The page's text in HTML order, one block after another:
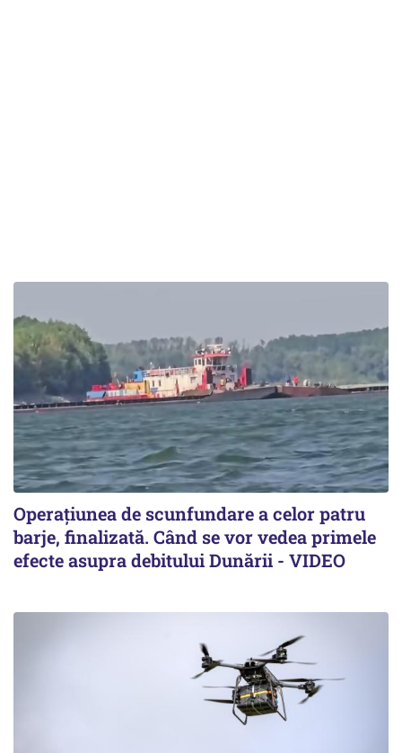
Operațiunea de scunfundare a celor patru
barje, finalizată. Când se vor vedea primele
efecte asupra debitului Dunării - VIDEO